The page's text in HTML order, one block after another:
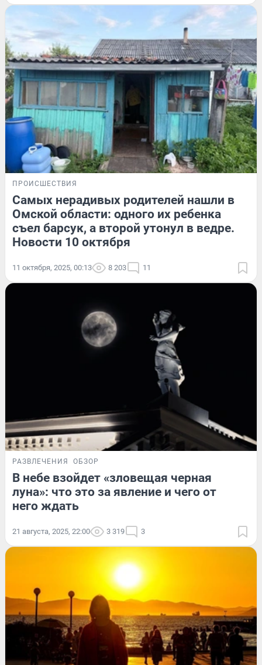
ПРОИСШЕСТВИЯ
Самых нерадивых родителей нашли в
Омской области: одного их ребенка
съел барсук, а второй утонул в ведре.
Новости 10 октября
11 октября, 2025, 00:13 8 203 11
РАЗВЛЕЧЕНИЯ ОБЗОР
В небе взойдет «зловещая черная
луна»: что это за явление и чего от
него ждать
21 августа, 2025, 22:00 3 319 3